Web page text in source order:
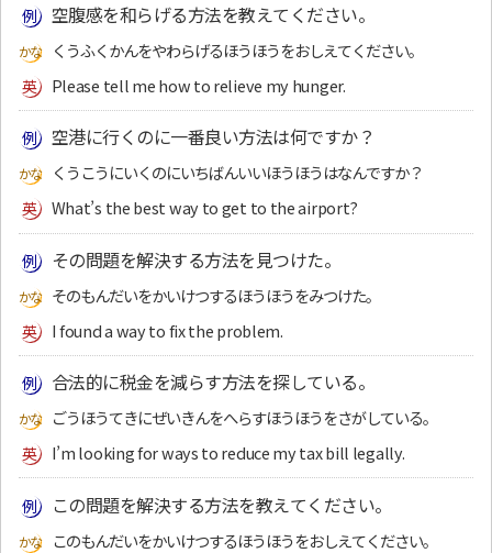
空腹感を和らげる方法を教えてください。
くうふくかんをやわらげるほうほうをおしえてください。
Please tell me how to relieve my hunger.
空港に行くのに一番良い方法は何ですか？
くうこうにいくのにいちばんいいほうほうはなんですか？
What’s the best way to get to the airport?
その問題を解決する方法を見つけた。
そのもんだいをかいけつするほうほうをみつけた。
I found a way to fix the problem.
合法的に税金を減らす方法を探している。
ごうほうてきにぜいきんをへらすほうほうをさがしている。
I’m looking for ways to reduce my tax bill legally.
この問題を解決する方法を教えてください。
このもんだいをかいけつするほうほうをおしえてください。